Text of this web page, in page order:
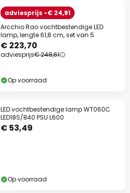
adviesprijs -€ 24,91
Arcchio Rao vochtbestendige LED
lamp, lengte 61,8 cm, set van 5
€ 223,70
adviesprijs€ 248,61
Op voorraad
LED vochtbestendige lamp WT060C
LED18S/840 PSU L600
€ 53,49
Op voorraad